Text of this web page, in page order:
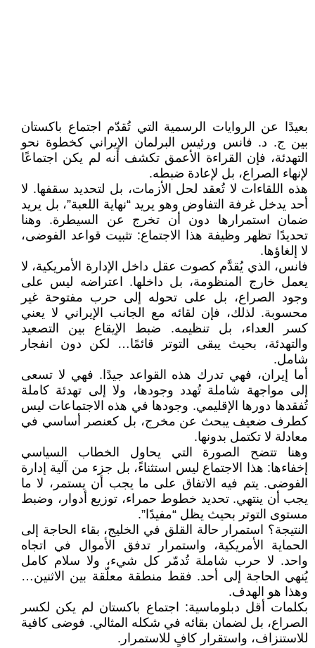
بعيدًا عن الروايات الرسمية التي تُقدّم اجتماع باكستان
بين ج. د. فانس ورئيس البرلمان الإيراني كخطوة نحو
التهدئة، فإن القراءة الأعمق تكشف أنه لم يكن اجتماعًا
لإنهاء الصراع، بل لإعادة ضبطه.
هذه اللقاءات لا تُعقد لحل الأزمات، بل لتحديد سقفها. لا
أحد يدخل غرفة التفاوض وهو يريد “نهاية اللعبة”، بل يريد
ضمان استمرارها دون أن تخرج عن السيطرة. وهنا
تحديدًا تظهر وظيفة هذا الاجتماع: تثبيت قواعد الفوضى،
لا إلغاؤها.
فانس، الذي يُقدَّم كصوت عقل داخل الإدارة الأمريكية، لا
يعمل خارج المنظومة، بل داخلها. اعتراضه ليس على
وجود الصراع، بل على تحوله إلى حرب مفتوحة غير
محسوبة. لذلك، فإن لقائه مع الجانب الإيراني لا يعني
كسر العداء، بل تنظيمه. ضبط الإيقاع بين التصعيد
والتهدئة، بحيث يبقى التوتر قائمًا… لكن دون انفجار
شامل.
أما إيران، فهي تدرك هذه القواعد جيدًا. فهي لا تسعى
إلى مواجهة شاملة تُهدد وجودها، ولا إلى تهدئة كاملة
تُفقدها دورها الإقليمي. وجودها في هذه الاجتماعات ليس
كطرف ضعيف يبحث عن مخرج، بل كعنصر أساسي في
معادلة لا تكتمل بدونها.
وهنا تتضح الصورة التي يحاول الخطاب السياسي
إخفاءها: هذا الاجتماع ليس استثناءً، بل جزء من آلية إدارة
الفوضى. يتم فيه الاتفاق على ما يجب أن يستمر، لا ما
يجب أن ينتهي. تحديد خطوط حمراء، توزيع أدوار، وضبط
مستوى التوتر بحيث يظل “مفيدًا”.
النتيجة؟ استمرار حالة القلق في الخليج، بقاء الحاجة إلى
الحماية الأمريكية، واستمرار تدفق الأموال في اتجاه
واحد. لا حرب شاملة تُدمّر كل شيء، ولا سلام كامل
يُنهي الحاجة إلى أحد. فقط منطقة معلّقة بين الاثنين…
وهذا هو الهدف.
بكلمات أقل دبلوماسية: اجتماع باكستان لم يكن لكسر
الصراع، بل لضمان بقائه في شكله المثالي. فوضى كافية
للاستنزاف، واستقرار كافٍ للاستمرار.